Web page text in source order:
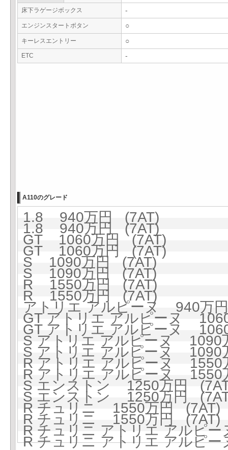
床下ラゲージボックス -
エンジンスタートボタン ○
キーレスエントリー ○
ETC -
A110のグレード
1.8 940万円 (7AT)
1.8 940万円 (7AT)
GT 1060万円 (7AT)
GT 1060万円 (7AT)
S 1090万円 (7AT)
S 1090万円 (7AT)
R 1550万円 (7AT)
R 1550万円 (7AT)
アトリエ アルピーヌ 940万
GT アトリエ アルピーヌ
GT アトリエ アルピーヌ
S アトリエ アルピーヌ 1090
S アトリエ アルピーヌ 1090
R アトリエ アルピーヌ 1550
R アトリエ アルピーヌ 1550
S エンストン 1250万円
S エンストン 1250万円
R チュリニ 1550万円 (7AT)
R チュリニ 1550万円 (7AT)
R チュリニ アトリエ アルピ
R チュリニ アトリエ アルピ